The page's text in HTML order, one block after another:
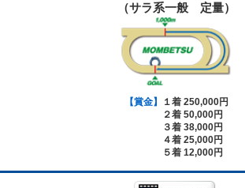
（サラ系一般 定量）
【賞金】
１着 250,000円
２着 50,000円
３着 38,000円
４着 25,000円
５着 12,000円